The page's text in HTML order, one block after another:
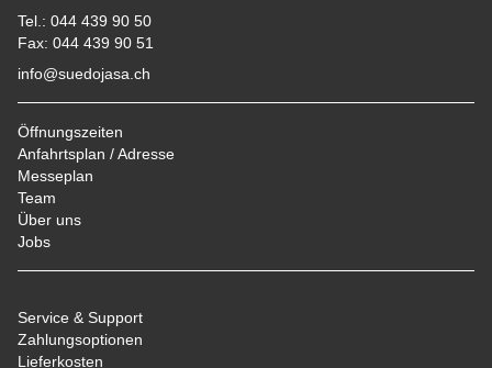
Tel.: 044 439 90 50
Fax: 044 439 90 51
info@suedojasa.ch
Öffnungszeiten
Anfahrtsplan / Adresse
Messeplan
Team
Über uns
Jobs
Service & Support
Zahlungsoptionen
Lieferkosten